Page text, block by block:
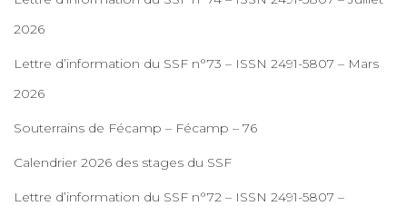
2026
Lettre d’information du SSF n°73 – ISSN 2491-5807 – Mars
2026
Souterrains de Fécamp – Fécamp – 76
Calendrier 2026 des stages du SSF
Lettre d’information du SSF n°72 – ISSN 2491-5807 –